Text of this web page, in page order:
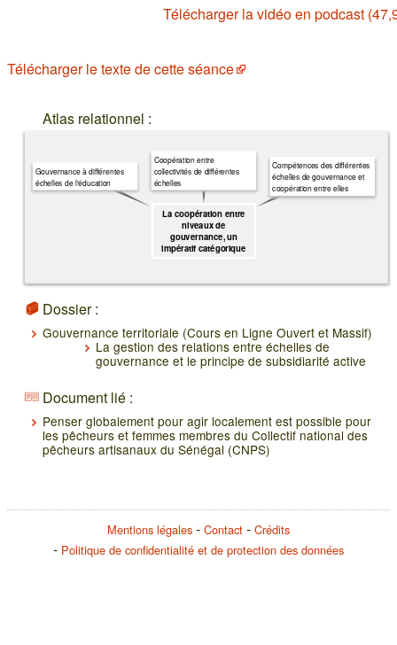
Télécharger la vidéo en podcast
Télécharger le texte de cette séance
Atlas relationnel :
La coopération entre
niveaux de
gouvernance, un
impératif catégorique
Compétences des différentes
échelles de gouvernance et
coopération entre elles
Coopération entre
collectivités de différentes
échelles
Gouvernance à différentes
échelles de l'éducation
Dossier :
Gouvernance territoriale (Cours en Ligne Ouvert et Massif)
La gestion des relations entre échelles de
gouvernance et le principe de subsidiarité active
Document lié :
Penser globalement pour agir localement est possible pour
les pêcheurs et femmes membres du Collectif national des
pêcheurs artisanaux du Sénégal (CNPS)
Mentions légales Contact
Crédits
Politique de confidentialité et de protection des données